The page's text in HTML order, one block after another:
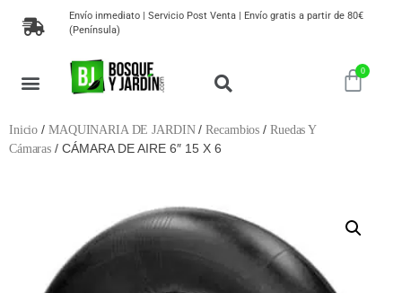
Envío inmediato | Servicio Post Venta | Envío gratis a partir de 80€
(Península)
Inicio /MAQUINARIA DE JARDIN/Recambios /Ruedas Y
Cámaras / CÁMARA DE AIRE 6″ 15 X 6